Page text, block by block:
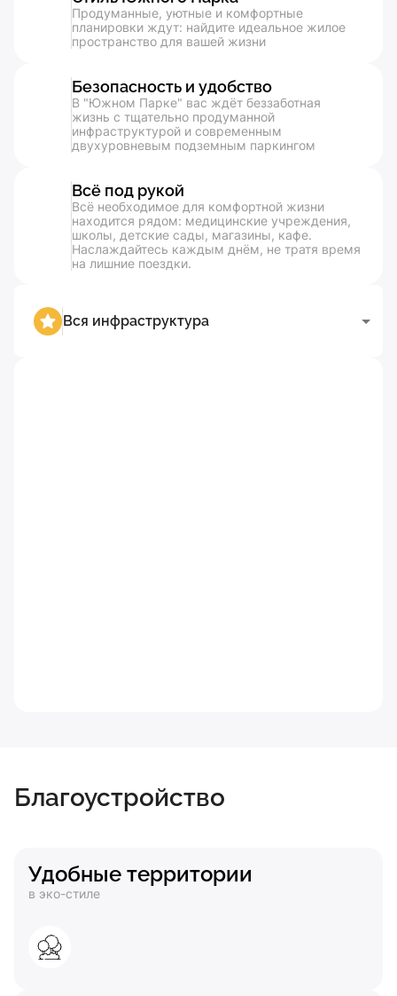
Продуманные, уютные и комфортные
планировки ждут: найдите идеальное жилое
пространство для вашей жизни
Безопасность и удобство
В "Южном Парке" вас ждёт беззаботная
жизнь с тщательно продуманной
инфраструктурой и современным
двухуровневым подземным паркингом
Всё под рукой
Всё необходимое для комфортной жизни
находится рядом: медицинские учреждения,
школы, детские сады, магазины, кафе.
Наслаждайтесь каждым днём, не тратя время
на лишние поездки.
Вся инфраструктура
Благоустройство
Удобные территории
в эко-стиле